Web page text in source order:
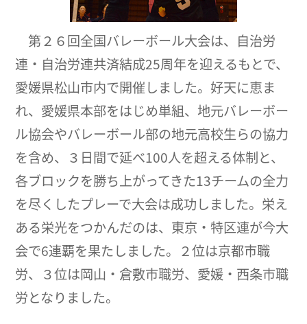
第２６回全国バレーボール大会は、自治労
連・自治労連共済結成25周年を迎えるもとで、
愛媛県松山市内で開催しました。好天に恵ま
れ、愛媛県本部をはじめ単組、地元バレーボー
ル協会やバレーボール部の地元高校生らの協力
を含め、３日間で延べ100人を超える体制と、
各ブロックを勝ち上がってきた13チームの全力
を尽くしたプレーで大会は成功しました。栄え
ある栄光をつかんだのは、東京・特区連が今大
会で6連覇を果たしました。２位は京都市職
労、３位は岡山・倉敷市職労、愛媛・西条市職
労となりました。